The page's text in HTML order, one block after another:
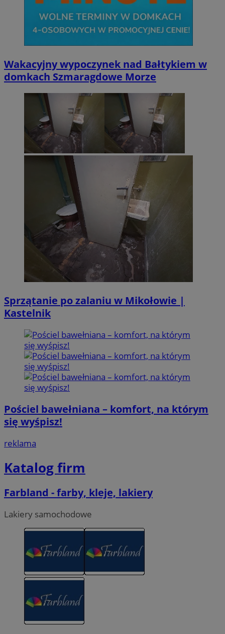
Wakacyjny wypoczynek nad Bałtykiem w
domkach Szmaragdowe Morze
Sprzątanie po zalaniu w Mikołowie |
Kastelnik
Pościel bawełniana – komfort, na którym
się wyśpisz!
reklama
Katalog firm
Farbland - farby, kleje, lakiery
Lakiery samochodowe